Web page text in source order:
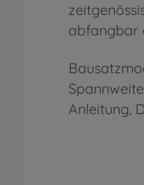
abfangbar
Anleitung,